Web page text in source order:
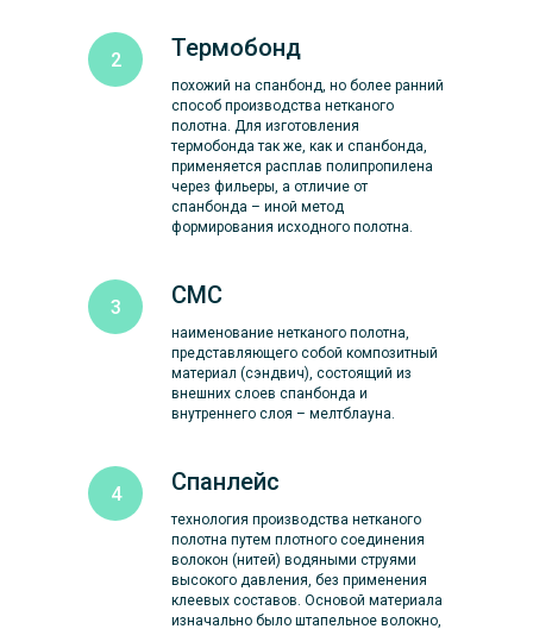
Термобонд
похожий на спанбонд, но более ранний
способ производства нетканого
полотна. Для изготовления
термобонда так же, как и спанбонда,
применяется расплав полипропилена
через фильеры, а отличие от
спанбонда – иной метод
формирования исходного полотна.
СМС
наименование нетканого полотна,
представляющего собой композитный
материал (сэндвич), состоящий из
внешних слоев спанбонда и
внутреннего слоя – мелтблауна.
Спанлейс
технология производства нетканого
полотна путем плотного соединения
волокон (нитей) водяными струями
высокого давления, без применения
клеевых составов. Основой материала
изначально было штапельное волокно,